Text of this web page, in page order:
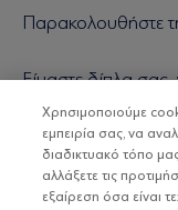
Τιμολογιακή Πολιτική
Δείτε τις πολιτικές μας
Βασικές Γνώσεις
Παρακολουθήστε
Τα νέα μας
Χρήσιμοι σύνδεσμοι
Είμαστε δίπλα σας
H Eurobank Asset
Επενδυτική
Πιστοποιημένα
ΟΙ ΟΣΕΚΑ ΔΕΝ
ΠΡΟΗΓΟΥΜΕΝΕΣ
Χρησιμοποιούμε
εμπειρία σας, να
διαδικτυακό τόπο
αλλάξετε τις
εξαίρεση όσα είναι